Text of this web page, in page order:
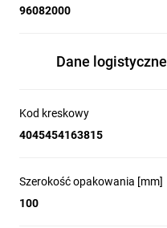
96082000
Dane logistyczne
Kod kreskowy
4045454163815
Szerokość opakowania [mm]
100